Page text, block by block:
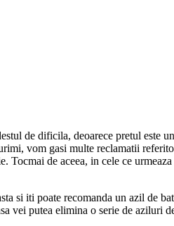
de dificila, deoarece pretul este
vom gasi multe reclamatii
Tocmai de aceea, in cele ce
si iti poate recomanda un azil de
vei putea elimina o serie de aziluri